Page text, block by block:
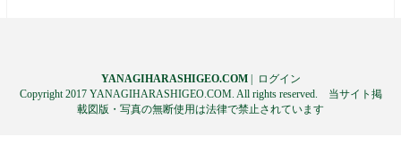
YANAGIHARASHIGEO.COM|
ログイン
Copyright 2017 YANAGIHARASHIGEO.COM. All rights reserved. 当サイト掲
載図版・写真の無断使用は法律で禁止されています